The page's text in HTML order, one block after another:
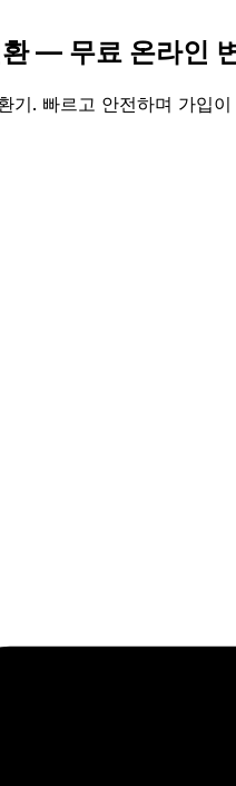
— 무료 온라인
기. 빠르고 안전하며 가입